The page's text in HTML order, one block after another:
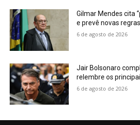
through
the
region
of
one's
salmon
dome.rigid
needs
would
be
Gilmar Mendes cita
e prevê novas
6 de agosto de 2026
Jair Bolsonaro
relembre os
6 de agosto de 2026